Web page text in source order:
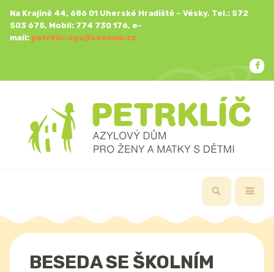
Na Krajině 44, 686 01 Uherské Hradiště – Vésky, Tel.: 572
503 675, Mobil: 774 730 176, e-
mail: petrklic.ops@seznam.cz
BESEDA SE ŠKOLNÍM